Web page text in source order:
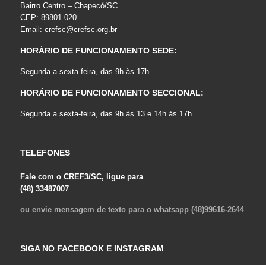
Bairro Centro – Chapecó/SC
CEP: 89801-020
Email: crefsc@crefsc.org.br
HORÁRIO DE FUNCIONAMENTO SEDE:
Segunda a sexta-feira, das 9h às 17h
HORÁRIO DE FUNCIONAMENTO SECCIONAL:
Segunda a sexta-feira, das 9h às 13 e 14h às 17h
TELEFONES
Fale com o CREF3/SC, ligue para
(48) 33487007
ou envie mensagem de texto para o whatsapp (48)99616-2644
SIGA NO FACEBOOK E INSTAGRAM